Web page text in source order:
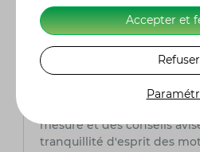
est une option à prendre
considération. Fort de son
des conducteurs de
couverture complète et
véhicules tout-terrain.
mesure et des conseils
tranquillité d'esprit des
Accepter et
Refuser